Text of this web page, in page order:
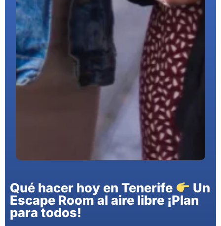
Qué hacer hoy en Tenerife
Un
Escape Room al aire libre ¡Plan
para todos!